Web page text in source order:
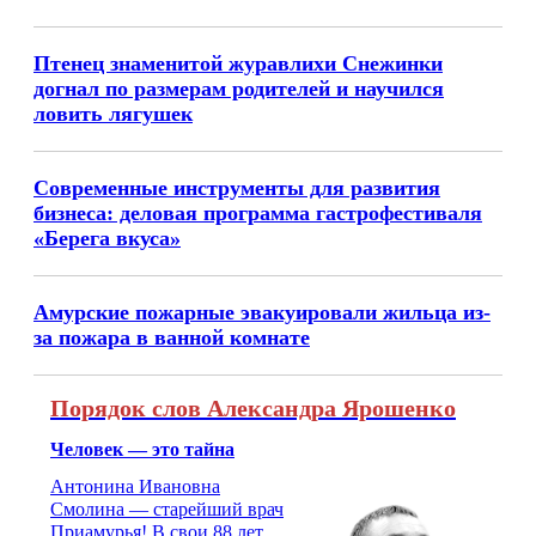
Птенец знаменитой журавлихи Снежинки
догнал по размерам родителей и научился
ловить лягушек
Современные инструменты для развития
бизнеса: деловая программа гастрофестиваля
«Берега вкуса»
Амурские пожарные эвакуировали жильца из-
за пожара в ванной комнате
Порядок слов Александра Ярошенко
Человек — это тайна
Антонина Ивановна
Смолина — старейший врач
Приамурья! В свои 88 лет